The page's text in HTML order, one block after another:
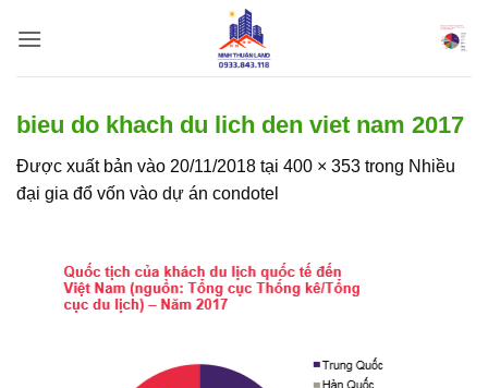
qua
bieu do khach du lich den viet nam 2017
Được xuất bản vào 20/11/2018 tại 400 × 353 trong Nhiều
đại gia đổ vốn vào dự án condotel